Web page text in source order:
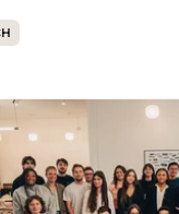
associée une